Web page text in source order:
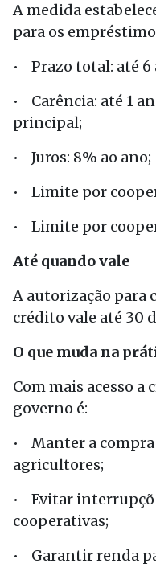
A medida
para os
• Prazo total: até 6
• Carência: até 1
principal;
• Juros: 8% ao ano;
• Limite por
• Limite por
Até quando vale
A autorização para
crédito vale até 30
O que muda na
Com mais acesso
governo é:
• Manter a compra
agricultores;
• Evitar
cooperativas;
• Garantir renda